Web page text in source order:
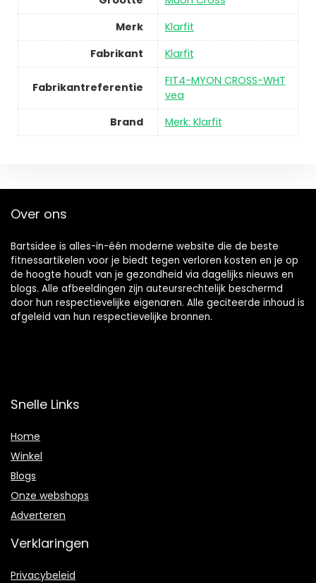
Merk
Klarfit
Fabrikant
Klarfit
Fabrikantreferentie
FIT4-MYON CROSS-WHT
vea
Brand
Merk: Klarfit
Over ons
Bartsidee is alles-in-één moderne website die de beste
fitnessartikelen voor je biedt tegen verloren kosten en je op
de hoogte houdt van je gezondheid via dagelijks nieuws en
blogs. Alle afbeeldingen zijn auteursrechtelijk beschermd
door hun respectievelijke eigenaren. Alle geciteerde inhoud is
afgeleid van hun respectievelijke bronnen.
Snelle Links
Home
Winkel
Blogs
Onze webshops
Adverteren
Verklaringen
Privacybeleid